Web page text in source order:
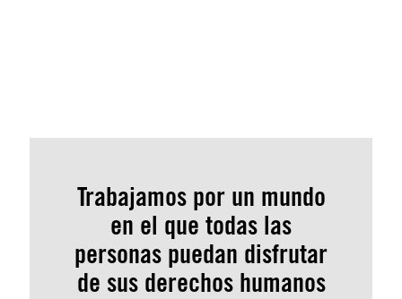
Trabajamos por un mundo
en el que todas las
personas puedan disfrutar
de sus derechos humanos